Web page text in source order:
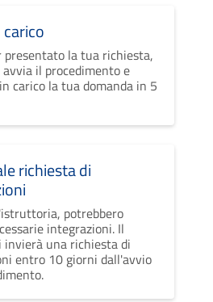
presentato la tua richiesta,
il procedimento e
carico la tua domanda in 5
richiesta di
potrebbero
integrazioni. Il
invierà una richiesta di
entro 10 giorni dall'avvio